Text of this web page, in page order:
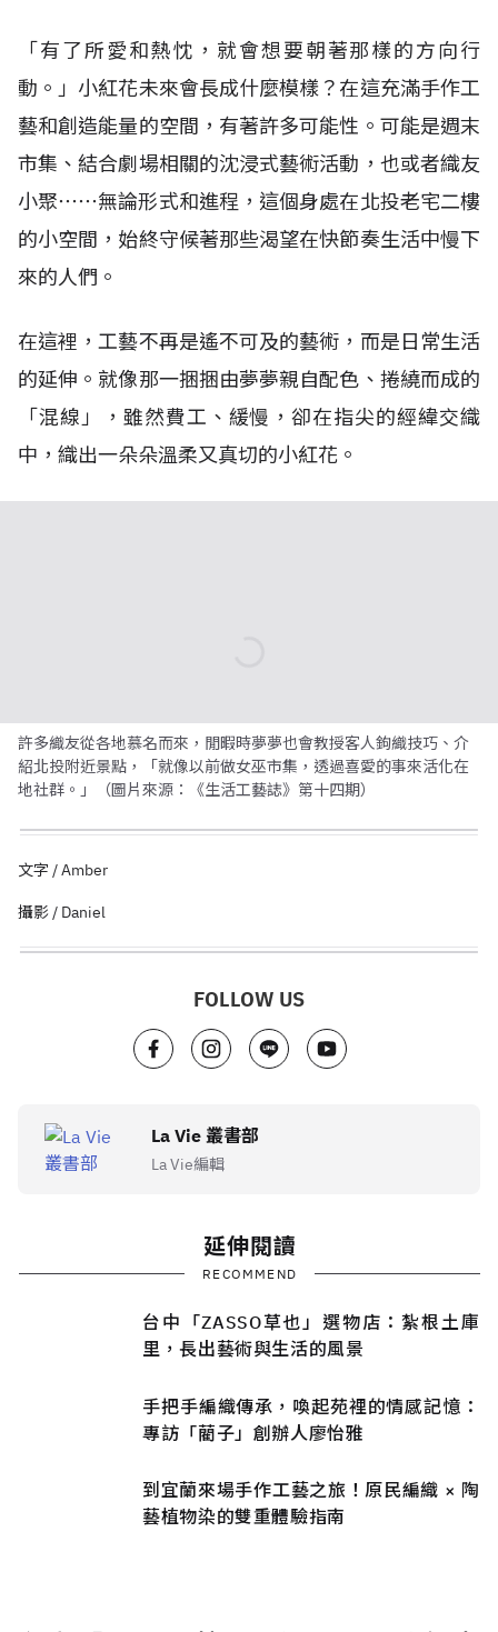
「有了所愛和熱忱，就會想要朝著那樣的方向行
動。」小紅花未來會長成什麼模樣？在這充滿手作工
藝和創造能量的空間，有著許多可能性。可能是週末
市集、結合劇場相關的沈浸式藝術活動，也或者織友
小聚⋯⋯無論形式和進程，這個身處在北投老宅二樓
的小空間，始終守候著那些渴望在快節奏生活中慢下
來的人們。
在這裡，工藝不再是遙不可及的藝術，而是日常生活
的延伸。就像那一捆捆由夢夢親自配色、捲繞而成的
「混線」，雖然費工、緩慢，卻在指尖的經緯交織
中，織出一朵朵溫柔又真切的小紅花。
許多織友從各地慕名而來，閒暇時夢夢也會教授客人鉤織技巧、介
紹北投附近景點，「就像以前做女巫市集，透過喜愛的事來活化在
地社群。」（圖片來源：《生活工藝誌》第十四期）
文字 / Amber
攝影 / Daniel
FOLLOW US
La Vie 叢書部
La Vie編輯
延伸閱讀
RECOMMEND
台中「ZASSO草也」選物店：紮根土庫
里，長出藝術與生活的風景
手把手編織傳承，喚起苑裡的情感記憶：
專訪「藺子」創辦人廖怡雅
到宜蘭來場手作工藝之旅！原民編織 × 陶
藝植物染的雙重體驗指南